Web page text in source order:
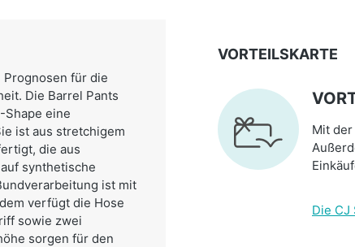
Prognosen für die
Die Barrel Pants
eine
ist aus stretchigem
die aus
synthetische
ist mit
verfügt die Hose
sowie zwei
sorgen für den
VORTEILSKARTE
Mit
Die CJ